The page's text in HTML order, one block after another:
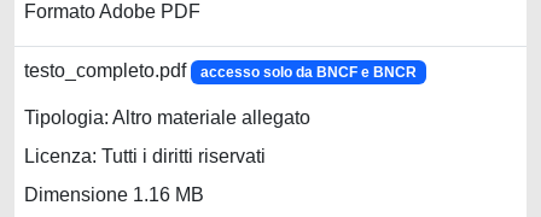
Formato Adobe PDF
testo_completo.pdf accesso solo da BNCF e BNCR
Tipologia: Altro materiale allegato
Licenza: Tutti i diritti riservati
Dimensione 1.16 MB